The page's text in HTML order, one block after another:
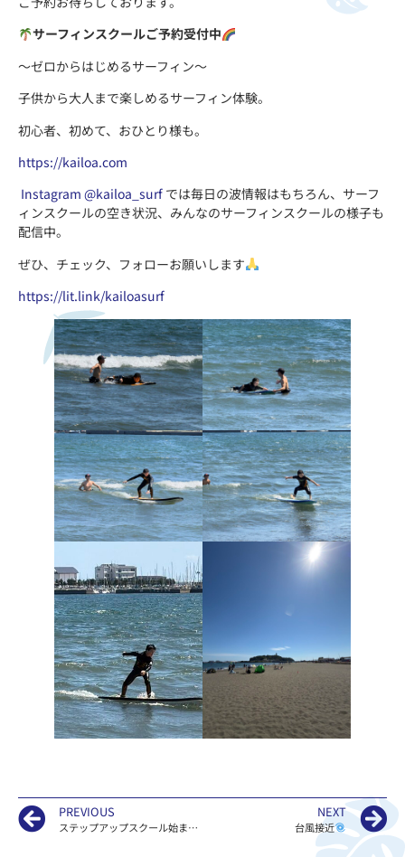
サーフィンスクールご予約受付中
〜ゼロからはじめるサーフィン〜
子供から大人まで楽しめるサーフィン体験。
初心者、初めて、おひとり様も。
https://kailoa.com
Instagram @kailoa_surf では毎日の波情報はもちろん、サーフ
ィンスクールの空き状況、みんなのサーフィンスクールの様子も
配信中。
ぜひ、チェック、フォローお願いします
https://lit.link/kailoasurf
PREVIOUS
ステップアップスクール始まります
NEXT
台風接近